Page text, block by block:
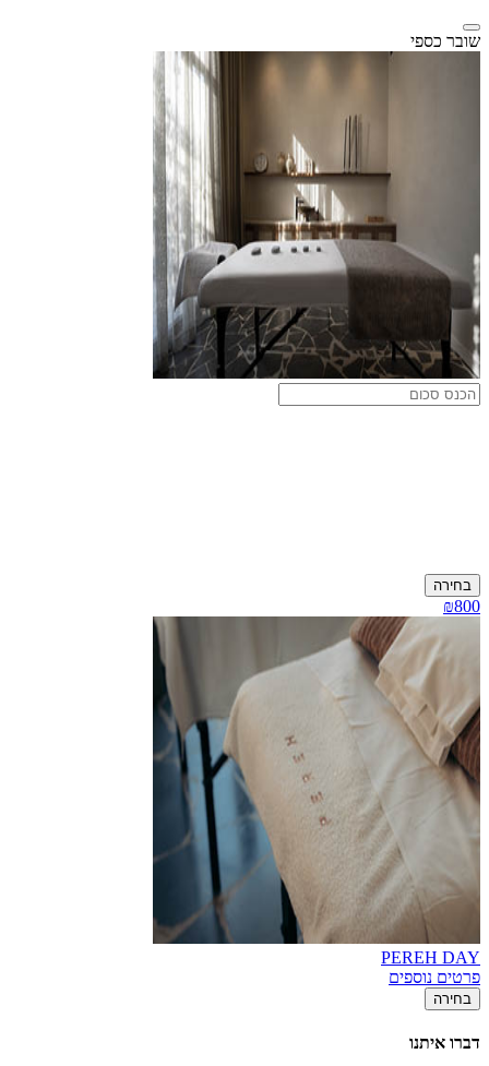
שובר כספי
בחירה
₪800
PEREH DAY
פרטים נוספים
בחירה
דברו איתנו